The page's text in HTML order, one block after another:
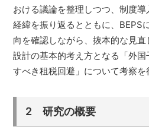
おける議論を整理しつつ、制度
経緯を振り返るとともに、BEPS
向を確認しながら、抜本的な見
設計の基本的考え方となる「外
すべき租税回避」について考察を
2 研究の概要